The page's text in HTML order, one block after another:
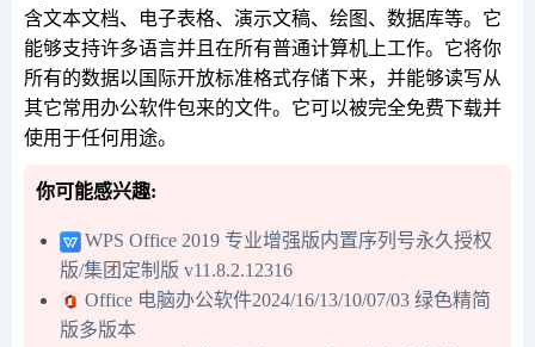
含文本文档、电子表格、演示文稿、绘图、数据库等。它
能够支持许多语言并且在所有普通计算机上工作。它将你
所有的数据以国际开放标准格式存储下来，并能够读写从
其它常用办公软件包来的文件。它可以被完全免费下载并
使用于任何用途。
你可能感兴趣:
WPS Office 2019 专业增强版内置序列号永久授权
版/集团定制版 v11.8.2.12316
Office 电脑办公软件2024/16/13/10/07/03 绿色精简
版多版本